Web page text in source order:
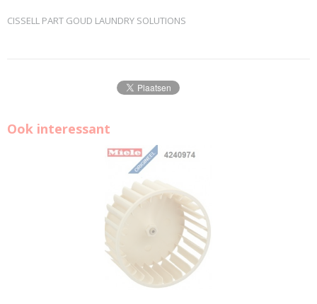
CISSELL PART GOUD LAUNDRY SOLUTIONS
Ook interessant